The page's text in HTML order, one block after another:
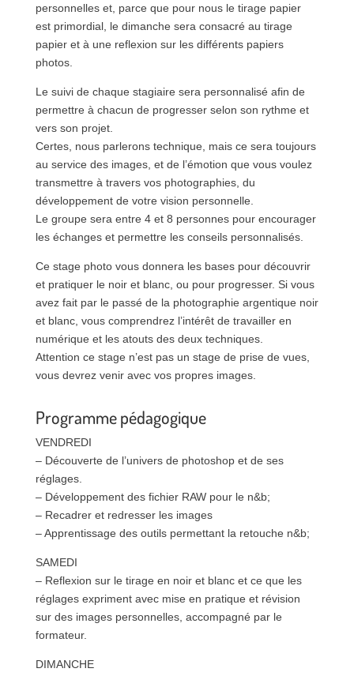
personnelles et, parce que pour nous le tirage papier
est primordial, le dimanche sera consacré au tirage
papier et à une reflexion sur les différents papiers
photos.
Le suivi de chaque stagiaire sera personnalisé afin de
permettre à chacun de progresser selon son rythme et
vers son projet.
Certes, nous parlerons technique, mais ce sera toujours
au service des images, et de l’émotion que vous voulez
transmettre à travers vos photographies, du
développement de votre vision personnelle.
Le groupe sera entre 4 et 8 personnes pour encourager
les échanges et permettre les conseils personnalisés.
Ce stage photo vous donnera les bases pour découvrir
et pratiquer le noir et blanc, ou pour progresser. Si vous
avez fait par le passé de la photographie argentique noir
et blanc, vous comprendrez l’intérêt de travailler en
numérique et les atouts des deux techniques.
Attention ce stage n’est pas un stage de prise de vues,
vous devrez venir avec vos propres images.
Programme pédagogique
VENDREDI
– Découverte de l’univers de photoshop et de ses
réglages.
– Développement des fichier RAW pour le n&b;
– Recadrer et redresser les images
– Apprentissage des outils permettant la retouche n&b;
SAMEDI
– Reflexion sur le tirage en noir et blanc et ce que les
réglages expriment avec mise en pratique et révision
sur des images personnelles, accompagné par le
formateur.
DIMANCHE